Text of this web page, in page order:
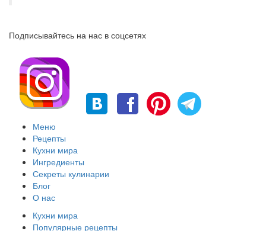
Подписывайтесь на нас в соцсетях
Меню
Рецепты
Кухни мира
Ингредиенты
Секреты кулинарии
Блог
О нас
Кухни мира
Популярные рецепты